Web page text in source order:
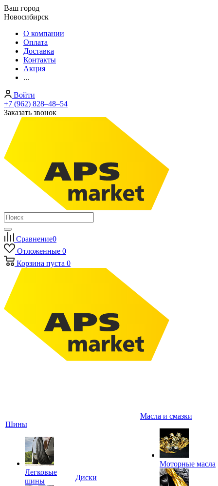
Ваш город
Новосибирск
О компании
Оплата
Доставка
Контакты
Акция
...
Войти
+7 (962) 828‒48‒54
Заказать звонок
Сравнение0
Отложенные 0
Корзина пуста 0
Шины
Легковые
шины
Диски
Масла и смазки
Моторные масла